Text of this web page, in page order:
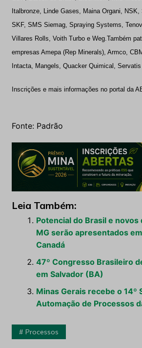
Italbronze, Linde Gases, Maina Organi,
SKF, SMS Siemag, Spraying Systems,
Villares Rolls, Voith Turbo e Weg.Também
empresas Amepa (Rep Minerals), Armco,
Intacta, Mangels, Quacker Quimical,
Inscrições e mais informações no portal da
Fonte: Padrão
Leia Também:
Potencial do Brasil e novos
MG serão apresentados
Canadá
47º Congresso Brasileiro
em Salvador (BA)
Minas Gerais recebe o 14º
Automação de Processos
Processos